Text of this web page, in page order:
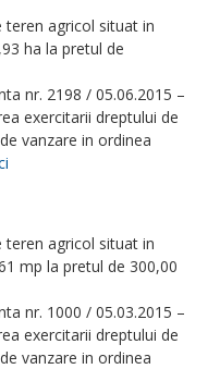
teren agricol situat in
ha la pretul de
nr. 2198 / 05.06.2015 –
exercitarii dreptului de
vanzare in ordinea
teren agricol situat in
mp la pretul de 300,00
nr. 1000 / 05.03.2015 –
exercitarii dreptului de
vanzare in ordinea